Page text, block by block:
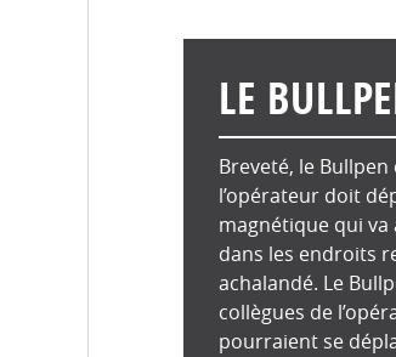
LE
Breveté, le
l’opérateur doit
magnétique qui va
dans les endroits
achalandé. Le
collègues de
pourraient se